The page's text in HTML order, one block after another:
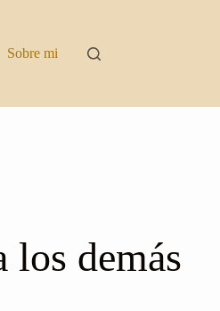
Sobre mi
los demás